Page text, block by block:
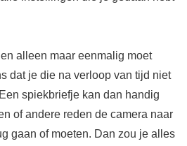
alleen maar eenmalig moet
dat je die na verloop van tijd niet
spiekbriefje kan dan handig
of andere reden de camera naar
gaan of moeten. Dan zou je alles